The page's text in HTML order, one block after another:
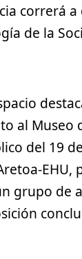
correrá
de la
al Museo
del 19
grupo de